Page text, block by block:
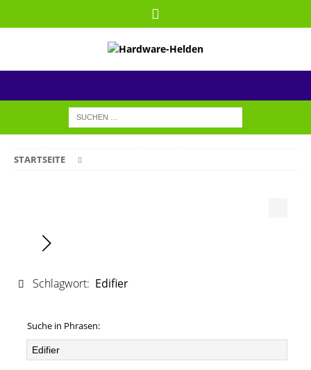
STARTSEITE
Schlagwort: Edifier
Suche in Phrasen: